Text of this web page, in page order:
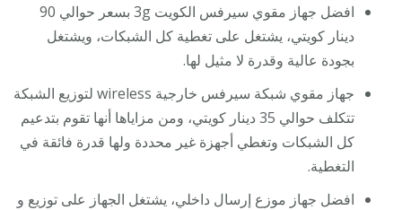
افضل جهاز مقوي سيرفس الكويت 3g بسعر حوالي 90
دينار كويتي، يشتغل على تغطية كل الشبكات، ويشتغل
بجودة عالية وقدرة لا مثيل لها.
جهاز مقوي شبكة سيرفس خارجية wireless لتوزيع الشبكة
تتكلف حوالي 35 دينار كويتي، ومن مزاياها أنها تقوم بتدعيم
كل الشبكات وتغطي أجهزة غير محددة ولها قدرة فائقة في
التغطية.
افضل جهاز موزع إرسال داخلي، يشتغل الجهاز على توزيع و